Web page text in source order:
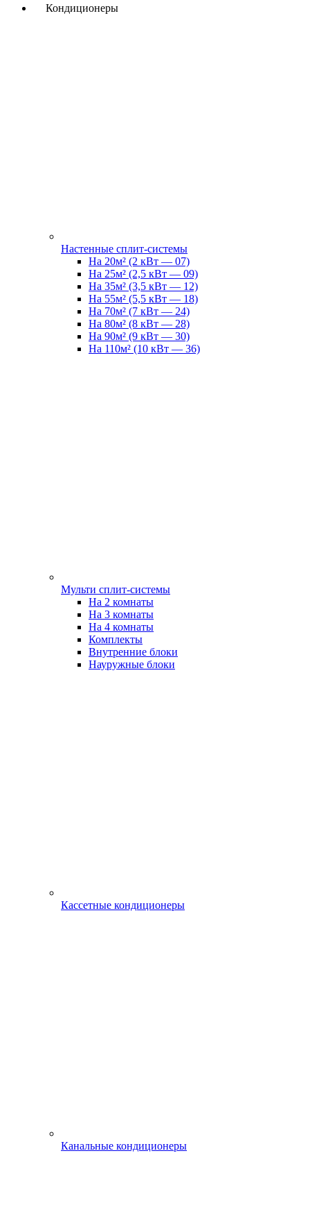
Кондиционеры
Настенные сплит-системы
На 20м² (2 кВт — 07)
На 25м² (2,5 кВт — 09)
На 35м² (3,5 кВт — 12)
На 55м² (5,5 кВт — 18)
На 70м² (7 кВт — 24)
На 80м² (8 кВт — 28)
На 90м² (9 кВт — 30)
На 110м² (10 кВт — 36)
Мульти сплит-системы
На 2 комнаты
На 3 комнаты
На 4 комнаты
Комплекты
Внутренние блоки
Науружные блоки
Кассетные кондиционеры
Канальные кондиционеры